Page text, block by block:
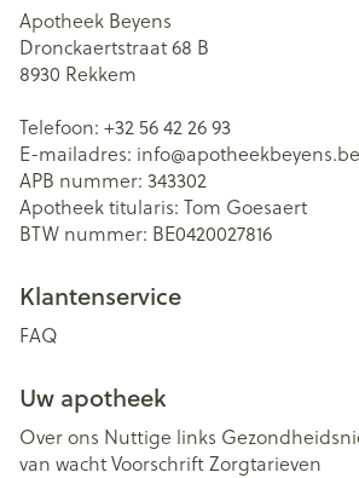
Apotheek Beyens
Dronckaertstraat 68 B
8930 Rekkem
Telefoon: +32 56 42 26 93
E-mailadres: info@apotheekbeyens.be
APB nummer: 343302
Apotheek titularis: Tom Goesaert
BTW nummer: BE0420027816
Klantenservice
FAQ
Uw apotheek
Over ons Nuttige links
van wachtVoorschriftZorgtarieven